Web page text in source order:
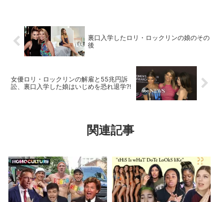
裏口入学したロリ・ロックリンの娘のその
後
女優ロリ・ロックリンの解雇と55兆円訴
訟、裏口入学した娘はいじめを恐れ退学⁈
関連記事